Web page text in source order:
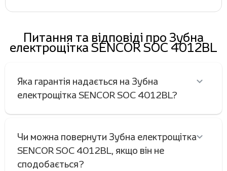
Питання та відповіді про Зубна
електрощітка SENCOR SOC 4012BL
Яка гарантія надається на Зубна
електрощітка SENCOR SOC 4012BL?
Чи можна повернути Зубна електрощітка
SENCOR SOC 4012BL, якщо він не
сподобається?